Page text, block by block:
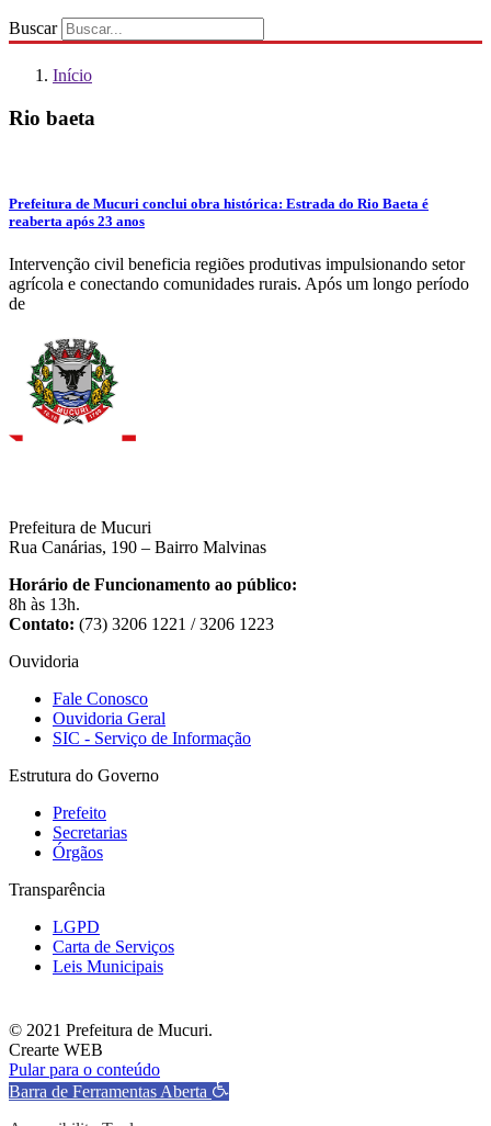
Buscar
Início
Rio baeta
Prefeitura de Mucuri conclui obra histórica: Estrada do Rio Baeta é
reaberta após 23 anos
Intervenção civil beneficia regiões produtivas impulsionando setor
agrícola e conectando comunidades rurais. Após um longo período
de
Prefeitura de Mucuri
Rua Canárias, 190 – Bairro Malvinas
Horário de Funcionamento ao público:
8h às 13h.
Contato: (73) 3206 1221 / 3206 1223
Ouvidoria
Fale Conosco
Ouvidoria Geral
SIC - Serviço de Informação
Estrutura do Governo
Prefeito
Secretarias
Órgãos
Transparência
LGPD
Carta de Serviços
Leis Municipais
© 2021 Prefeitura de Mucuri.
Crearte WEB
Pular para o conteúdo
Barra de Ferramentas Aberta